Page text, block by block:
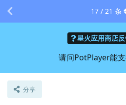
星火应用商店
请问PotPlayer能
分享
17 / 21 条